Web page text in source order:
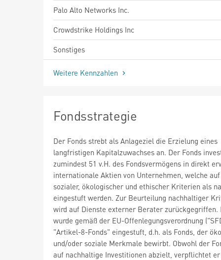
Palo Alto Networks Inc.
Crowdstrike Holdings Inc
Sonstiges
Weitere Kennzahlen
Fondsstrategie
Der Fonds strebt als Anlageziel die Erzielung eines
langfristigen Kapitalzuwachses an. Der Fonds
zumindest 51 v.H. des Fondsvermögens in direkt
internationale Aktien von Unternehmen, welche
sozialer, ökologischer und ethischer Kriterien als
eingestuft werden. Zur Beurteilung nachhaltiger
wird auf Dienste externer Berater zurückgegriffen.
wurde gemäß der EU-Offenlegungsverordnung
"Artikel-8-Fonds" eingestuft, d.h. als Fonds, der
und/oder soziale Merkmale bewirbt. Obwohl der
auf nachhaltige Investitionen abzielt, verpflichtet